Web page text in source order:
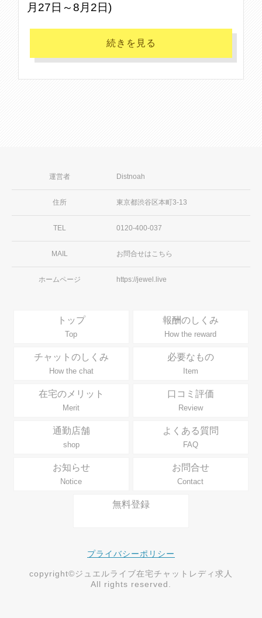
月27日～8月2日)
続きを見る
運営者 Distnoah
住所 東京都渋谷区本町3-13
TEL 0120-400-037
MAIL お問合せはこちら
ホームページ https://jewel.live
トップ
Top
報酬のしくみ
How the reward
チャットのしくみ
How the chat
必要なもの
Item
在宅のメリット
Merit
口コミ評価
Review
通勤店舗
shop
よくある質問
FAQ
お知らせ
Notice
お問合せ
Contact
無料登録
プライバシーポリシー
copyright©ジュエルライブ在宅チャットレディ求人
All rights reserved.